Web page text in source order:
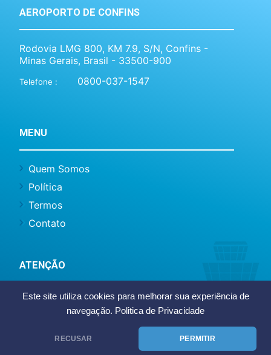
Este site utiliza cookies para melhorar sua experiência de
navegação. Politica de Privacidade
RECUSAR PERMITIR
AEROPORTO DE CONFINS
Rodovia LMG 800, KM 7.9, S/N, Confins -
Minas Gerais, Brasil - 33500-900
Telefone : 0800-037-1547
MENU
Quem Somos
Política
Termos
Contato
ATENÇÃO
Este site não representa o BH Airport ou
Infraero, somos um site de caráter informativo